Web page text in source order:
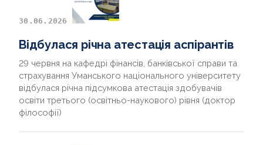
30.06.2026
Відбулася річна атестація аспірантів
29 червня на кафедрі фінансів, банківської справи та
страхування Уманського національного університету
відбулася річна підсумкова атестація здобувачів
освіти третього (освітньо-наукового) рівня (доктор
філософії)